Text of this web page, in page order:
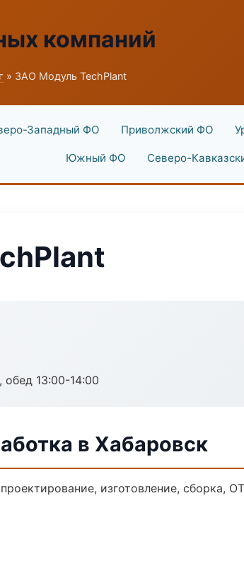
компаний
» ЗАО Модуль TechPlant
Западный ФО Приволжский ФО
Южный ФО Северо-
13:00-14:00
в Хабаровск
изготовление, сборка,